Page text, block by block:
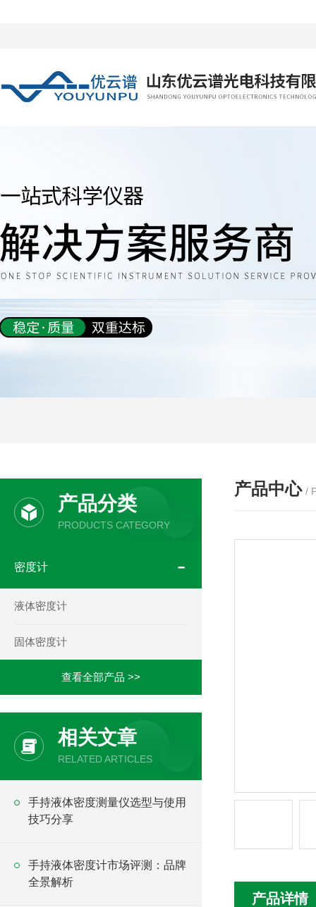
产品中心 /
产品详情
产品分类
PRODUCTS CATEGORY
密度计
液体密度计
固体密度计
查看全部产品 >>
相关文章
RELATED ARTICLES
手持液体密度测量仪选型与使用
技巧分享
手持液体密度计市场评测：品牌
全景解析